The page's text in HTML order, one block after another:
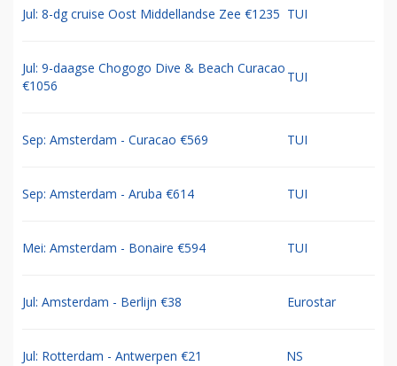
Jul: 8-dg cruise Oost Middellandse Zee €1235 TUI
Jul: 9-daagse Chogogo Dive & Beach Curacao
€1056
TUI
Sep: Amsterdam - Curacao €569 TUI
Sep: Amsterdam - Aruba €614 TUI
Mei: Amsterdam - Bonaire €594 TUI
Jul: Amsterdam - Berlijn €38 Eurostar
Jul: Rotterdam - Antwerpen €21 NS